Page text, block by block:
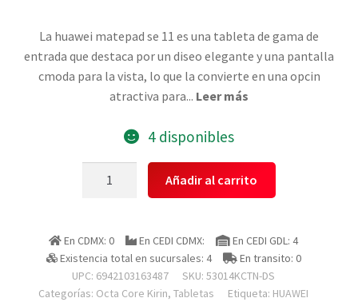
La huawei matepad se 11 es una tableta de gama de
entrada que destaca por un diseo elegante y una pantalla
cmoda para la vista, lo que la convierte en una opcin
atractiva para... Leer más
4 disponibles
Matepad
11.5,
Procesador
Kirin
Añadir al carrito
En CDMX: 0 En CEDI CDMX:
En CEDI GDL: 4
Existencia total en sucursales: 4
En transito: 0
UPC: 6942103163487
SKU: 53014KCTN-DS
Categorías: Octa Core Kirin, Tabletas Etiqueta: HUAWEI